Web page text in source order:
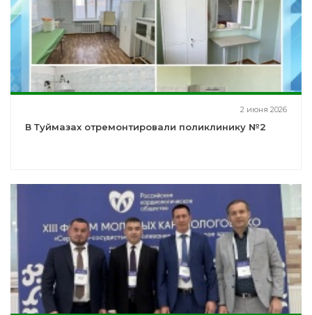
2 июня 2026
В Туймазах отремонтировали поликлинику №2